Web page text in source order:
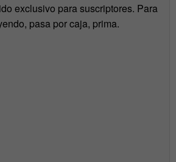
exclusivo para suscriptores. Para
pasa por caja, prima.